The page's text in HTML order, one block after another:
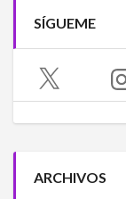
SÍGUEME
X
ARCHIVOS